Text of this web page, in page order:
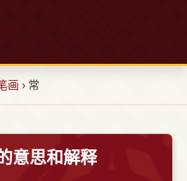
画 › 常
意思和解释